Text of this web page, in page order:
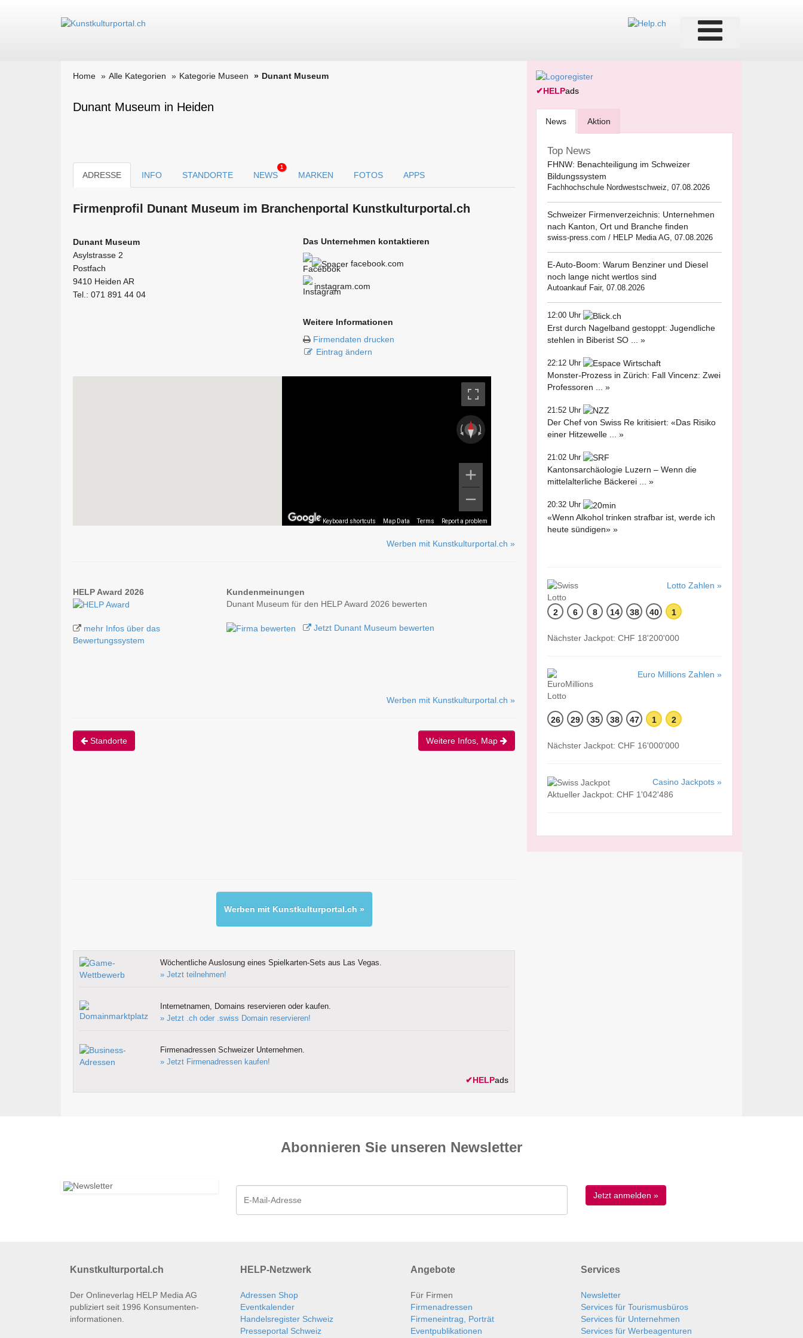
Home Alle Kategorien Kategorie Museen Dunant Museum
Dunant Museum in Heiden
ADRESSE INFO STANDORTE NEWS
1
MARKEN FOTOS APPS
Firmen­profil Dunant Museum im Branchen­portal Kunstkulturportal.ch
Dunant Museum
Asylstrasse 2
Postfach
9410 Heiden AR
Tel.: 071 891 44 04
Das Unternehmen kontaktieren
facebook.com
instagram.com
Weitere Informationen
Firmendaten drucken
Eintrag ändern
Keyboard shortcuts Map Data Terms Report a problem
Werben mit Kunstkulturportal.ch »
HELP Award 2026
mehr Infos über das
Bewertungssystem
Kundenmeinungen
Dunant Museum für den HELP Award 2026 bewerten
Jetzt Dunant Museum bewerten
Werben mit Kunstkulturportal.ch »
Standorte Weitere Infos, Map
Werben mit Kunstkulturportal.ch »
Wöchentliche Auslosung eines Spielkarten-Sets aus Las Vegas.
» Jetzt teilnehmen!
Internetnamen, Domains reservieren oder kaufen.
» Jetzt .ch oder .swiss Domain reservieren!
Firmenadressen Schweizer Unternehmen.
» Jetzt Firmenadressen kaufen!
✔HELPads
✔HELPads
News Aktion
Top News
FHNW: Benachteiligung im Schweizer
Bildungssystem
Fachhochschule Nordwestschweiz, 07.08.2026
Schweizer Firmenverzeichnis: Unternehmen
nach Kanton, Ort und Branche finden
swiss-press.com / HELP Media AG, 07.08.2026
E-Auto-Boom: Warum Benziner und Diesel
noch lange nicht wertlos sind
Autoankauf Fair, 07.08.2026
12:00 Uhr
Erst durch Nagelband gestoppt: Jugendliche
stehlen in Biberist SO ... »
22:12 Uhr
Monster-Prozess in Zürich: Fall Vincenz: Zwei
Professoren ... »
21:52 Uhr
Der Chef von Swiss Re kritisiert: «Das Risiko
einer Hitzewelle ... »
21:02 Uhr
Kantonsarchäologie Luzern – Wenn die
mittelalterliche Bäckerei ... »
20:32 Uhr
«Wenn Alkohol trinken strafbar ist, werde ich
heute sündigen» »
Lotto Zahlen »
2 6 8 14 38 40 1
Nächster Jackpot: CHF 18'200'000
Euro Millions Zahlen »
26 29 35 38 47 1 2
Nächster Jackpot: CHF 16'000'000
Casino Jackpots »
Aktueller Jackpot: CHF 1'042'486
Abonnieren Sie unseren News­letter
Kunstkulturportal.ch
Der Onlineverlag HELP Media AG
publiziert seit 1996 Konsumenten­
informationen.
HELP-Netzwerk
Adressen Shop
Eventkalender
Handelsregister Schweiz
Presseportal Schweiz
Angebote
Für Firmen
Firmenadressen
Firmeneintrag, Porträt
Eventpublikationen
Services
Newsletter
Services für Tourismusbüros
Services für Unternehmen
Services für Werbeagenturen